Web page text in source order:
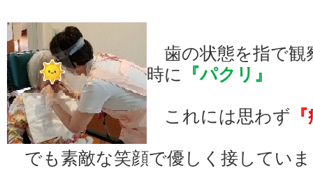
歯の状態を指で観
時に
『パクリ』
これには思わず
でも素敵な笑顔で優しく接してい